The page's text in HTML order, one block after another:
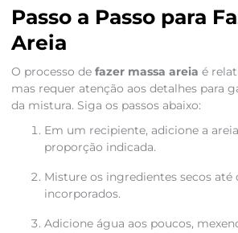
Passo a Passo para
Areia
O processo de fazer massa areia é
mas requer atenção aos detalhes para
da mistura. Siga os passos abaixo:
Em um recipiente, adicione a
proporção indicada.
Misture os ingredientes secos até
incorporados.
Adicione água aos poucos,